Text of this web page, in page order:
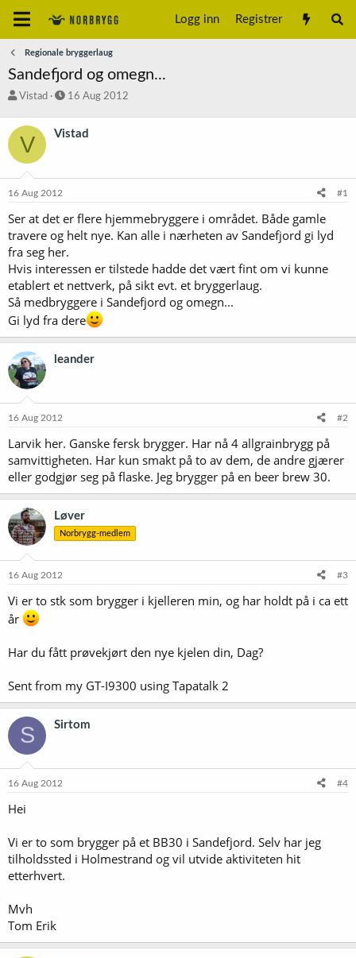
Logg inn Registrer
Regionale bryggerlaug
Sandefjord og omegn...
T
å
d
a
r
e
r
Vistad
S
r
a
16 Aug 2012
V Vistad
16 Aug 2012 #1
Ser at det er flere hjemmebryggere i området. Både gamle
travere og helt nye. Kan alle i nærheten av Sandefjord gi lyd
fra seg her.
Hvis interessen er tilstede hadde det vært fint om vi kunne
etablert et nettverk, på sikt evt. et bryggerlaug.
Så medbryggere i Sandefjord og omegn...
Gi lyd fra dere
leander
16 Aug 2012 #2
Larvik her. Ganske fersk brygger. Har nå 4 allgrainbrygg på
samvittigheten. Har kun smakt på to av dem, de andre gjærer
eller godgjør seg på flaske. Jeg brygger på en beer brew 30.
Løver
Norbrygg-medlem
16 Aug 2012 #3
Vi er to stk som brygger i kjelleren min, og har holdt på i ca ett
år
Har du fått prøvekjørt den nye kjelen din, Dag?
Sent from my GT-I9300 using Tapatalk 2
S Sirtom
16 Aug 2012 #4
Hei
Vi er to som brygger på et BB30 i Sandefjord. Selv har jeg
tilholdssted i Holmestrand og vil utvide aktiviteten hit
etterhvert.
Mvh
Tom Erik